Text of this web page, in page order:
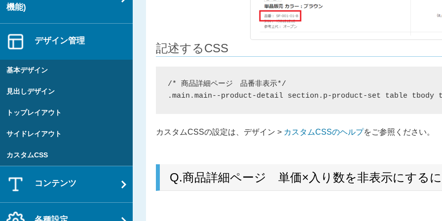
機能)
デザイン管理
基本デザイン
見出しデザイン
トップレイアウト
サイドレイアウト
カスタムCSS
コンテンツ
記述するCSS
/* 商品詳細ページ　品番非表示*/
カスタムCSSの設定は、デザイン > カスタムCSSのヘルプをご参照ください。
Q.商品詳細ページ 単価×入り数を非表示にする